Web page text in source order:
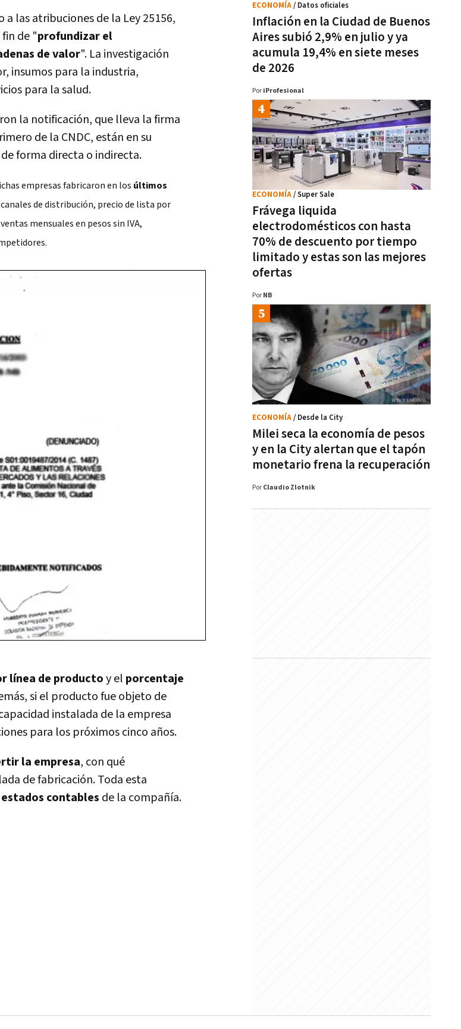
a las atribuciones de la Ley 25156,
de "profundizar el
de valor". La investigación
insumos para la industria,
para la salud.
la notificación, que lleva la firma
de la CNDC, están en su
de forma directa o indirecta.
empresas fabricaron en los últimos
de distribución, precio de lista por
mensuales en pesos sin IVA,
línea de productoy el porcentaje
si el producto fue objeto de
instalada de la empresa
para los próximos cinco años.
la empresa, con qué
de fabricación. Toda esta
estados contables de la compañía.
Inflación en la Ciudad de Buenos
Aires subió 2,9% en julio y ya
acumula 19,4% en siete meses
de 2026
ECONOMÍA/ Datos oficiales
Por iProfesional
Frávega liquida
electrodomésticos con hasta
70% de descuento por tiempo
limitado y estas son las mejores
ofertas
ECONOMÍA/ Super Sale
Por NB
Milei seca la economía de pesos
y en la City alertan que el tapón
monetario frena la recuperación
ECONOMÍA/ Desde la City
Por Claudio Zlotnik